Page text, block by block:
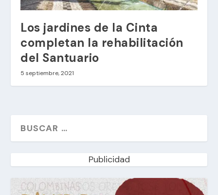
Los jardines de la Cinta
completan la rehabilitación
del Santuario
5 septiembre, 2021
Publicidad